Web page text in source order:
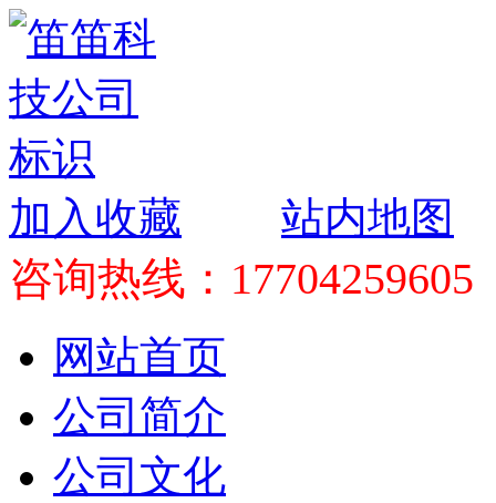
加入收藏 站内地图
咨询热线：17704259605
网站首页
公司简介
公司文化